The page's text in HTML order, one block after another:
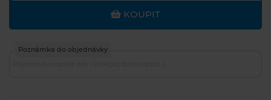
KOUPIT
Poznámka do objednávky